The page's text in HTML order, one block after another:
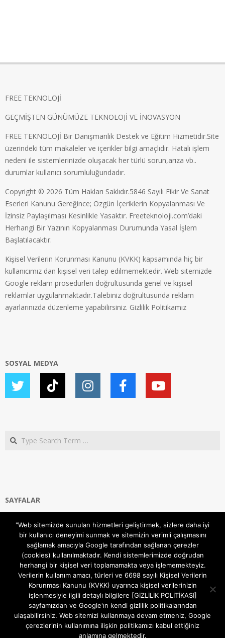
FREE TEKNOLOJİ
GEÇMİŞTEN GÜNÜMÜZE TEKNOLOJİ VE İNOVASYON
FREE TEKNOLOJİ Bir Danışmanlık Destek ve Eğitim Hizmetidir.Site
üzerindeki tüm makaleler ve içerikler bilgi amaçlıdır. Hatalı işlem
nedeni ile sistemlerinizde oluşacak her türlü sorun,arıza vb..
durumlar kullanıcı sorumluluğundadır.
Copyright © 2026 Tüm Hakları Saklıdır.5846 Sayılı Fikir Ve Sanat
Eserleri Kanunu Gereğince; Özgün İçeriklerin Kopyalanması Ve
İzinsiz Paylaşılması Kesinlikle Yasaktır. Freeteknoloji.com’daki
Herhangi Bir Yazının Kopyalanması Durumunda Yasal İşlem
Başlatılacaktır.
Kişisel Verilerin Korunması Kanunu (KVKK) kapsamında hiç bir
kullanıcımız dan kişisel veri talep edilmemektedir. Web sitemizde
Google reklam prosedürleri doğrultusunda genel ve kişisel
reklamlar uygulanmaktadır.Talebiniz doğrultusunda reklam
ayarlarınızda düzenleme yapabilirsiniz. Gizlilik Politikamız
SOSYAL MEDYA
Search
SAYFALAR
Gizlilik ve Çerezler (Cookies) Politikası
Hakkımızda
İletişim Kanalları
MODEM KURULUM
TEKNİK DESTEK
TELEVİZYON SİSTEMLERİ
"Web sitemizde sunulan hizmetleri geliştirmek, sizlere daha iyi
bir kullanıcı deneyimi sunmak ve sitemizin verimli çalışmasını
sağlamak amacıyla Google tarafından sağlanan çerezler
(cookies) kullanılmaktadır. Kendi sistemlerimizde doğrudan
herhangi bir kişisel veri toplamamakta veya işlememekteyiz.
Verilerin kullanım amacı, türleri ve 6698 sayılı Kişisel Verilerin
Korunması Kanunu (KVKK) uyarınca kişisel verilerinizin
işlenmesiyle ilgili detaylı bilgilere [GİZLİLİK POLİTİKASI]
sayfamızdan ve Google'ın kendi gizlilik politikalarından
ulaşabilirsiniz. Web sitemizi kullanmaya devam etmeniz, Google
çerezlerinin kullanımına ilişkin politikamızı kabul ettiğiniz
anlamına gelmektedir.